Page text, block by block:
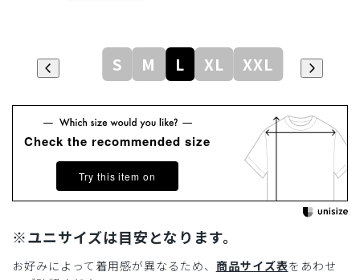
S M L XL XXL
Check the recommended size
Try this item on
※ユニサイズは目安となります。
お好みによって着用感が異なるため、 商品サイズ表をあわせ